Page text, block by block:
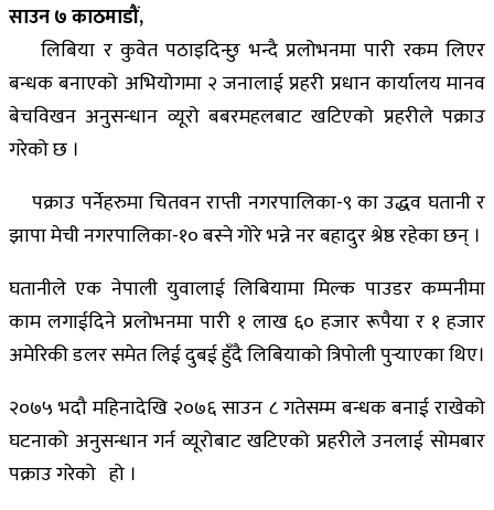
साउन ७ काठमाडौं,
लिबिया र कुवेत पठाइदिन्छु भन्दै प्रलोभनमा पारी रकम लिएर
बन्धक बनाएको अभियोगमा २ जनालाई प्रहरी प्रधान कार्यालय मानव
बेचविखन अनुसन्धान व्यूरो बबरमहलबाट खटिएको प्रहरीले पक्राउ
गरेको छ ।
पक्राउ पर्नेहरुमा चितवन राप्ती नगरपालिका-९ का उद्धव घतानी र
झापा मेची नगरपालिका-१० बस्ने गोरे भन्ने नर बहादुर श्रेष्ठ रहेका छन् ।
घतानीले एक नेपाली युवालाई लिबियामा मिल्क पाउडर कम्पनीमा
काम लगाईदिने प्रलोभनमा पारी १ लाख ६० हजार रूपैया र १ हजार
अमेरिकी डलर समेत लिई दुबई हुँदै लिबियाको त्रिपोली पुर्‍याएका थिए।
२०७५ भदौ महिनादेखि २०७६ साउन ८ गतेसम्म बन्धक बनाई राखेको
घटनाको अनुसन्धान गर्न व्यूरोबाट खटिएको प्रहरीले उनलाई सोमबार
पक्राउ गरेको हो ।